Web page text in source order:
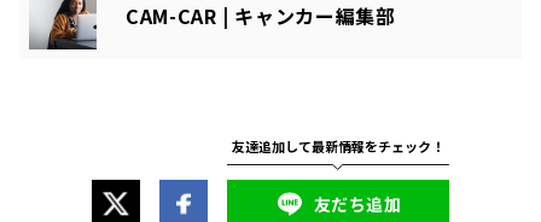
CAM-CAR | キャンカー編集部
友だち追加